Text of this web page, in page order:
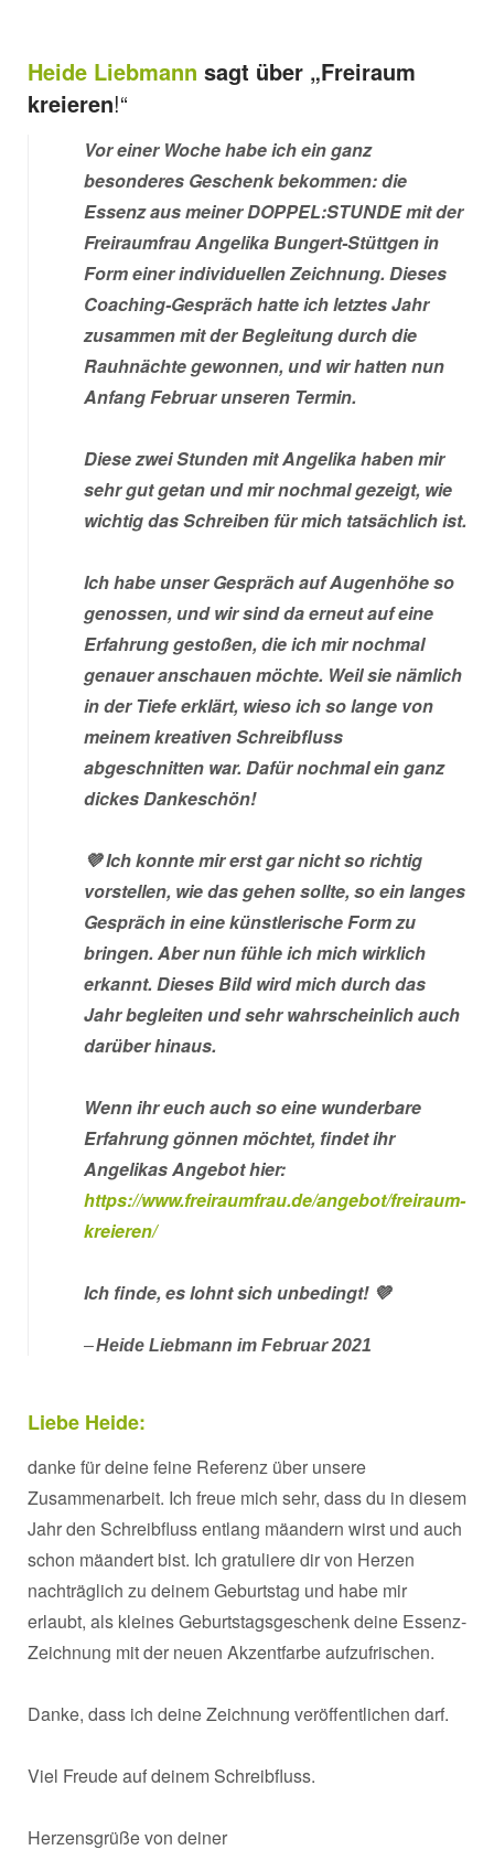
Heide Liebmann sagt über „Freiraum
kreieren!“
Vor einer Woche habe ich ein ganz
besonderes Geschenk bekommen: die
Essenz aus meiner DOPPEL:STUNDE mit der
Freiraumfrau Angelika Bungert-Stüttgen in
Form einer individuellen Zeichnung. Dieses
Coaching-Gespräch hatte ich letztes Jahr
zusammen mit der Begleitung durch die
Rauhnächte gewonnen, und wir hatten nun
Anfang Februar unseren Termin.
Diese zwei Stunden mit Angelika haben mir
sehr gut getan und mir nochmal gezeigt, wie
wichtig das Schreiben für mich tatsächlich ist.
Ich habe unser Gespräch auf Augenhöhe so
genossen, und wir sind da erneut auf eine
Erfahrung gestoßen, die ich mir nochmal
genauer anschauen möchte. Weil sie nämlich
in der Tiefe erklärt, wieso ich so lange von
meinem kreativen Schreibfluss
abgeschnitten war. Dafür nochmal ein ganz
dickes Dankeschön!
💜 Ich konnte mir erst gar nicht so richtig
vorstellen, wie das gehen sollte, so ein langes
Gespräch in eine künstlerische Form zu
bringen. Aber nun fühle ich mich wirklich
erkannt. Dieses Bild wird mich durch das
Jahr begleiten und sehr wahrscheinlich auch
darüber hinaus.
Wenn ihr euch auch so eine wunderbare
Erfahrung gönnen möchtet, findet ihr
Angelikas Angebot hier:
https://www.freiraumfrau.de/angebot/freiraum-
kreieren/
Ich finde, es lohnt sich unbedingt! 💜
Heide Liebmann im Februar 2021
Liebe Heide:
danke für deine feine Referenz über unsere
Zusammenarbeit. Ich freue mich sehr, dass du in diesem
Jahr den Schreibfluss entlang mäandern wirst und auch
schon mäandert bist. Ich gratuliere dir von Herzen
nachträglich zu deinem Geburtstag und habe mir
erlaubt, als kleines Geburtstagsgeschenk deine Essenz-
Zeichnung mit der neuen Akzentfarbe aufzufrischen.
Danke, dass ich deine Zeichnung veröffentlichen darf.
Viel Freude auf deinem Schreibfluss.
Herzensgrüße von deiner